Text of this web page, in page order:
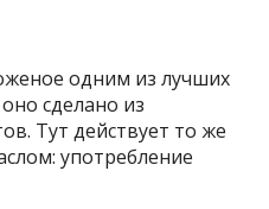
одним из лучших
сделано из
Тут действует то же
употребление